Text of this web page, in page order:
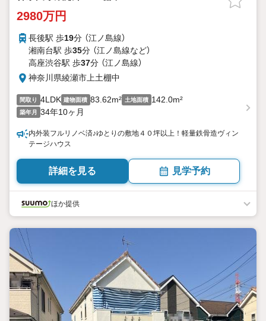
2980万円
長後駅 歩19分 （江ノ島線）
湘南台駅 歩35分 （江ノ島線など）
高座渋谷駅 歩37分 （江ノ島線）
神奈川県綾瀬市上土棚中
間取り 4LDK 建物面積 83.62m² 土地面積 142.0m²
築年月 34年10ヶ月
内外装フルリノベ済♪ゆとりの敷地４０坪以上！軽量鉄骨造ヴィン
テージハウス
詳細を見る 見学予約
ほか提供